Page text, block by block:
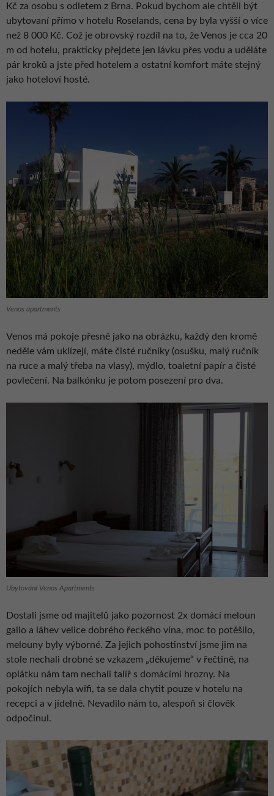
Kč za osobu s odletem z Brna. Pokud bychom ale chtěli být
ubytovaní přímo v hotelu Roselands, cena by byla vyšší o více
než 8 000 Kč. Což je obrovský rozdíl na to, že Venos je cca 20
m od hotelu, prakticky přejdete jen lávku přes vodu a uděláte
pár kroků a jste před hotelem a ostatní komfort máte stejný
jako hoteloví hosté.
Venos apartments
Venos má pokoje přesně jako na obrázku, každý den kromě
neděle vám uklízejí, máte čisté ručníky (osušku, malý ručník
na ruce a malý třeba na vlasy), mýdlo, toaletní papír a čisté
povlečení. Na balkónku je potom posezení pro dva.
Ubytování Venos Apartments
Dostali jsme od majitelů jako pozornost 2x domácí meloun
galio a láhev velice dobrého řeckého vína, moc to potěšilo,
melouny byly výborné. Za jejich pohostinství jsme jim na
stole nechali drobné se vzkazem „děkujeme“ v řečtině, na
oplátku nám tam nechali talíř s domácími hrozny. Na
pokojích nebyla wifi, ta se dala chytit pouze v hotelu na
recepci a v jídelně. Nevadilo nám to, alespoň si člověk
odpočinul.